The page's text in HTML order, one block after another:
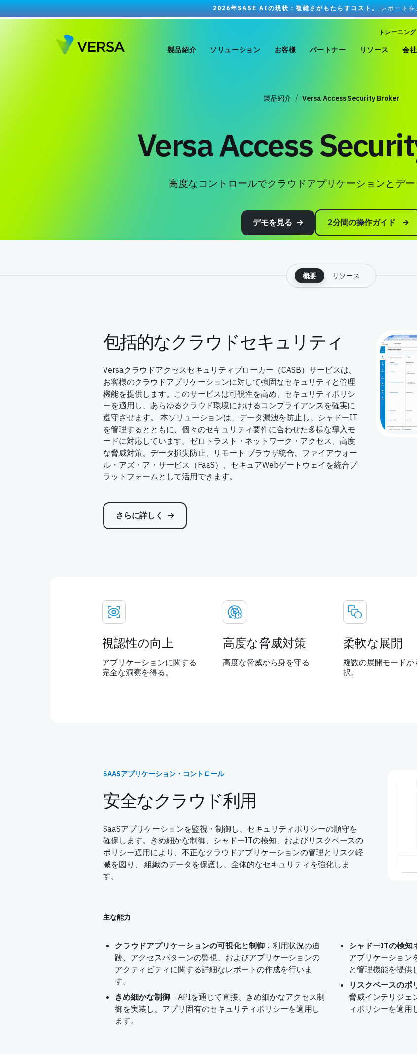
2026年SASE AIの現状：複雑さがもたらすコスト。 レポート
トレーニング
製品紹介 ソリューション お客様 パートナー リソース 会
製品紹介 Versa Access Security Broker
Versa Access
高度なコントロールでクラウドアプリケーションとデー
デモを見る 2分間の操作ガイド
概要 リソース
包括的なクラウドセキュリティ
Versaクラウドアクセスセキュリティブローカー（CASB）サービスは、
お客様のクラウドアプリケーションに対して強固なセキュリティと管理
機能を提供します。このサービスは可視性を高め、セキュリティポリシ
ーを適用し、あらゆるクラウド環境におけるコンプライアンスを確実に
遵守させます。 本ソリューションは、データ漏洩を防止し、シャドーIT
を管理するとともに、個々のセキュリティ要件に合わせた多様な導入モ
ードに対応しています。ゼロトラスト・ネットワーク・アクセス、高度
な脅威対策、データ損失防止、リモート ブラウザ統合、ファイアウォー
ル・アズ・ア・サービス（FaaS）、セキュアWebゲートウェイを統合プ
ラットフォームとして活用できます。
さらに詳しく
視認性の向上
アプリケーションに関する
完全な洞察を得る。
高度な脅威対策
高度な脅威から身を守る
柔軟な展開
複数の展開モードか
択。
SAASアプリケーション・コントロール
安全なクラウド利用
SaaSアプリケーションを監視・制御し、セキュリティポリシーの順守を
確保します。きめ細かな制御、シャドーITの検知、およびリスクベースの
ポリシー適用により、不正なクラウドアプリケーションの管理とリスク軽
減を図り、 組織のデータを保護し、全体的なセキュリティを強化しま
す。
主な能力
クラウドアプリケーションの可視化と制御 ：利用状況の追
跡、アクセスパターンの監視、およびアプリケーションの
アクティビティに関する詳細なレポートの作成を行いま
す。
きめ細かな制御 ：APIを通じて直接、きめ細かなアクセス制
御を実装し、アプリ固有のセキュリティポリシーを適用し
ます。
シャドーITの検知
アプリケーション
と管理機能を提供
リスクベースのポ
脅威インテリジェ
ィポリシーを適用